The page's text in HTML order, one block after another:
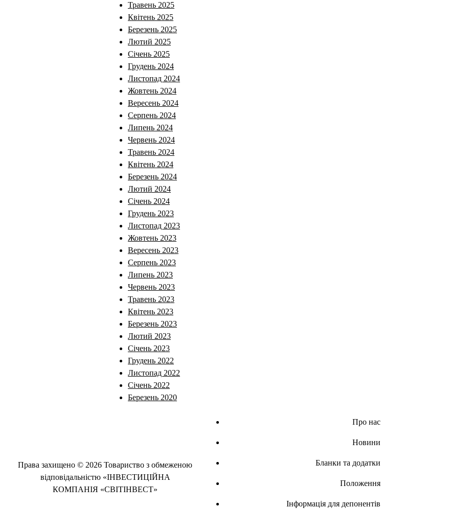
Травень 2025
Квітень 2025
Березень 2025
Лютий 2025
Січень 2025
Грудень 2024
Листопад 2024
Жовтень 2024
Вересень 2024
Серпень 2024
Липень 2024
Червень 2024
Травень 2024
Квітень 2024
Березень 2024
Лютий 2024
Січень 2024
Грудень 2023
Листопад 2023
Жовтень 2023
Вересень 2023
Серпень 2023
Липень 2023
Червень 2023
Травень 2023
Квітень 2023
Березень 2023
Лютий 2023
Січень 2023
Грудень 2022
Листопад 2022
Січень 2022
Березень 2020
Права захищено © 2026 Товариство з обмеженою
відповідальністю «ІНВЕСТИЦІЙНА
КОМПАНІЯ «СВІТІНВЕСТ»
Про нас
Новини
Бланки та додатки
Положення
Інформація для депонентів